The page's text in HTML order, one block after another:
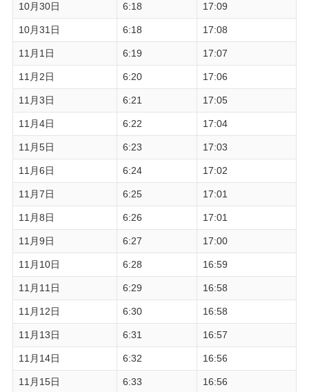
10月30日 6:18 17:09
10月31日 6:18 17:08
11月1日 6:19 17:07
11月2日 6:20 17:06
11月3日 6:21 17:05
11月4日 6:22 17:04
11月5日 6:23 17:03
11月6日 6:24 17:02
11月7日 6:25 17:01
11月8日 6:26 17:01
11月9日 6:27 17:00
11月10日 6:28 16:59
11月11日 6:29 16:58
11月12日 6:30 16:58
11月13日 6:31 16:57
11月14日 6:32 16:56
11月15日 6:33 16:56